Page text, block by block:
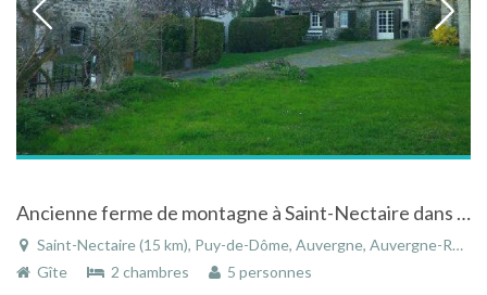
Ancienne ferme de montagne à Saint-Nectaire dans le parc des volcans d'Auvergne
Saint-Nectaire (15 km), Puy-de-Dôme, Auvergne, Auvergne-Rhône-Alpes, France
Gîte
2 chambres 5 personnes